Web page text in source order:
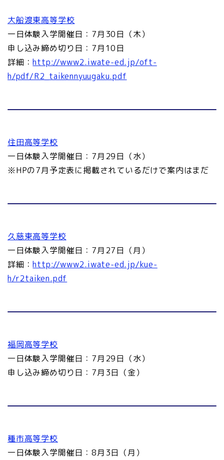
大船渡東高等学校
一日体験入学開催日：7月30日（木）
申し込み締め切り日：7月10日
詳細：http://www2.iwate-ed.jp/oft-
h/pdf/R2_taikennyuugaku.pdf
住田高等学校
一日体験入学開催日：7月29日（水）
※HPの7月予定表に掲載されているだけで案内はまだ
久慈東高等学校
一日体験入学開催日：7月27日（月）
詳細：http://www2.iwate-ed.jp/kue-
h/r2taiken.pdf
福岡高等学校
一日体験入学開催日：7月29日（水）
申し込み締め切り日：7月3日（金）
種市高等学校
一日体験入学開催日：8月3日（月）